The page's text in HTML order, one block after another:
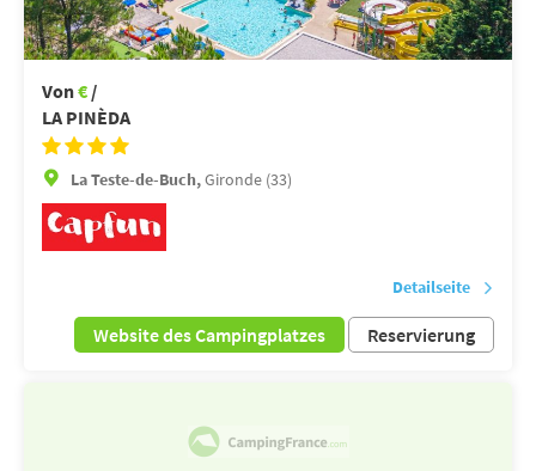
Von€ /
LA PINÈDA
La Teste-de-Buch,Gironde (33)
Detailseite
Website des Campingplatzes Reservierung